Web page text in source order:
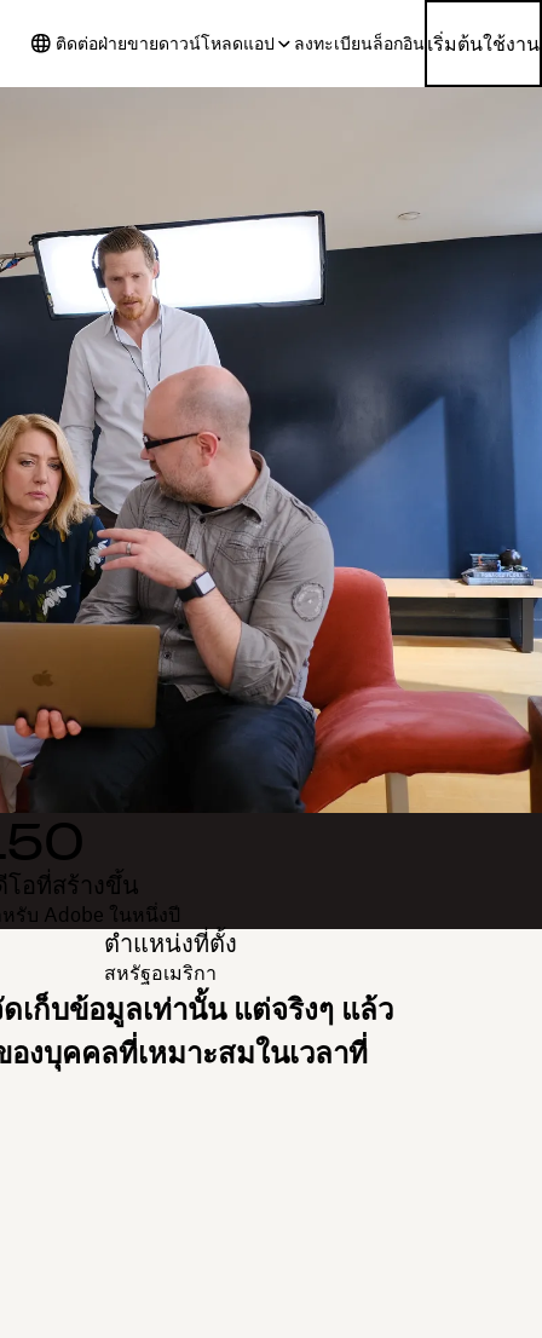
ติดต่อฝ่ายขายดาวน์โหลดแอป ลงทะเบียนล็อกอินเริ่มต้นใช้งาน
โอที่สร้างขึ้น
รับ Adobe ในหนึ่งปี
ตำแหน่งที่ตั้ง
สหรัฐอเมริกา
เก็บข้อมูลเท่านั้น แต่จริงๆ แล้ว
งบุคคลที่เหมาะสมในเวลาที่